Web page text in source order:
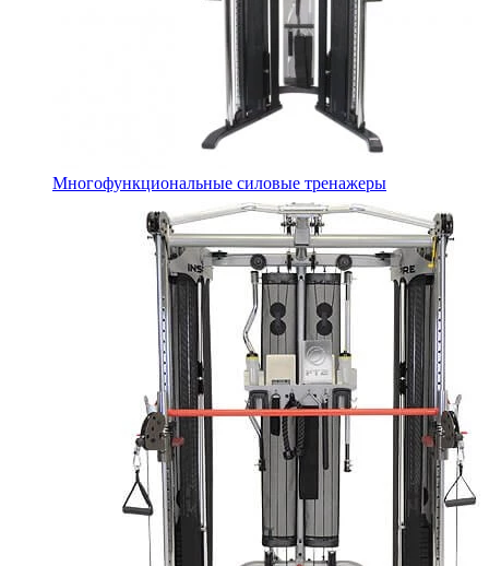
Многофункциональные силовые тренажеры